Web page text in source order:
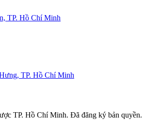
TP. Hồ Chí Minh
TP. Hồ Chí Minh
TP. Hồ Chí Minh. Đã đăng ký bản quyền.